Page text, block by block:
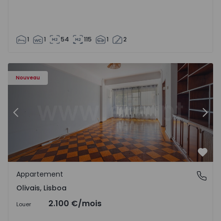
1 1 54 115 1 2
Nouveau
Appartement T5 Lisboa, Olivais - 1575717 - 6
Précédent
Olivais, Lisboa
Appartement
Olivais, Lisboa
Louer 2.100 €/mois